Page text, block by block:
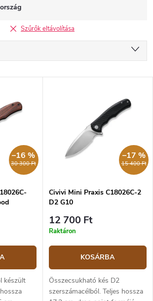
Szűrők eltávolítása
30 300 Ft
–16 %
készült
15 400 Ft
–17 %
Civivi Mini Praxis C18026C-2
D2 G10
12 700 Ft
Raktáron
KOSÁRBA
Összecsukható kés D2
szerszámacélból. Teljes hossza